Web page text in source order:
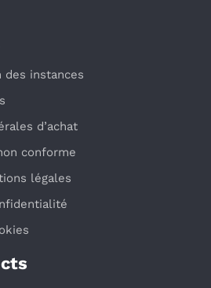
des instances
d’achat
conforme
légales